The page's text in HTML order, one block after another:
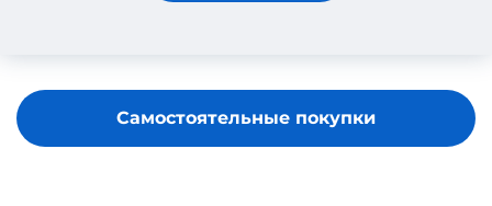
Самостоятельные покупки